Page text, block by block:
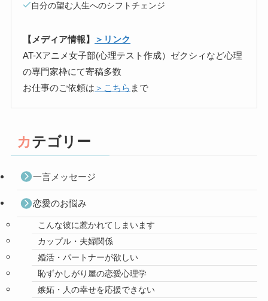
自分の望む人生へのシフトチェンジ
【メディア情報】
＞リンク
AT-Xアニメ女子部(心理テスト作成）ゼクシィなど心理
の専門家枠にて寄稿多数
お仕事のご依頼は ＞こちら まで
カテゴリー
一言メッセージ
恋愛のお悩み
こんな彼に惹かれてしまいます
カップル・夫婦関係
婚活・パートナーが欲しい
恥ずかしがり屋の恋愛心理学
嫉妬・人の幸せを応援できない